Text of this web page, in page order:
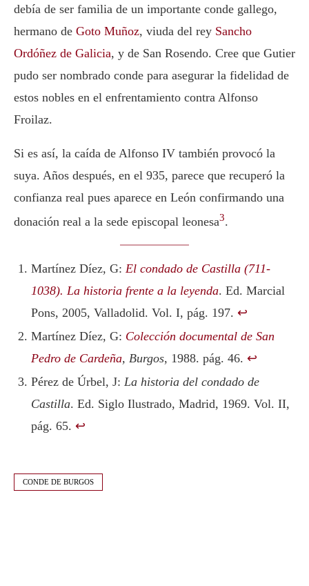
debía de ser familia de un importante conde gallego,
hermano de Goto Muñoz, viuda del rey Sancho
Ordóñez de Galicia, y de San Rosendo. Cree que Gutier
pudo ser nombrado conde para asegurar la fidelidad de
estos nobles en el enfrentamiento contra Alfonso
Froilaz.
Si es así, la caída de Alfonso IV también provocó la
suya. Años después, en el 935, parece que recuperó la
confianza real pues aparece en León confirmando una
donación real a la sede episcopal leonesa3.
Martínez Díez, G: El condado de Castilla (711-
1038). La historia frente a la leyenda. Ed. Marcial
Pons, 2005, Valladolid. Vol. I, pág. 197. ↩︎
Martínez Díez, G: Colección documental de San
Pedro de Cardeña, Burgos, 1988. pág. 46. ↩︎
Pérez de Úrbel, J: La historia del condado de
Castilla. Ed. Siglo Ilustrado, Madrid, 1969. Vol. II,
pág. 65. ↩︎
CONDE DE BURGOS